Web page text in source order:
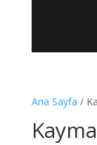
Ana Sayfa /